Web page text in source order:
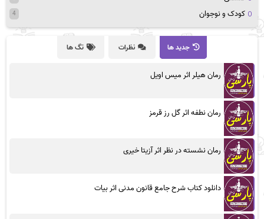
کودک و نوجوان 4
جدید ها نظرات تگ ها
رمان هیلر اثر میس اویل
رمان نطفه اثر گل رز قرمز
رمان نشسته در نظر اثر آزیتا خیری
دانلود کتاب شرح جامع قانون مدنی اثر بیات